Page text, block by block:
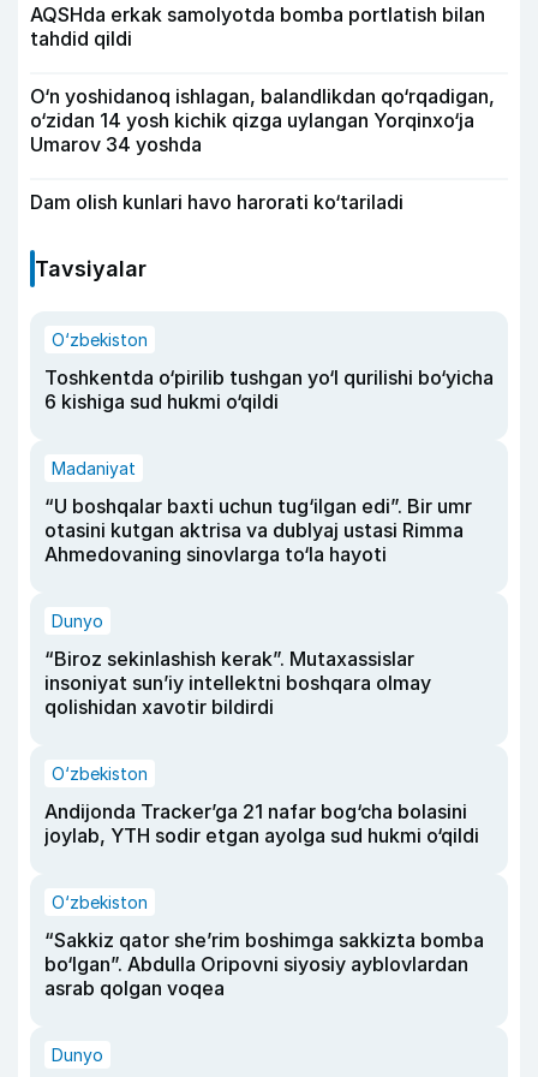
AQSHda erkak samolyotda bomba portlatish bilan
tahdid qildi
O‘n yoshidanoq ishlagan, balandlikdan qo‘rqadigan,
o‘zidan 14 yosh kichik qizga uylangan Yorqinxo‘ja
Umarov 34 yoshda
Dam olish kunlari havo harorati ko‘tariladi
Tavsiyalar
O‘zbekiston
Toshkentda o‘pirilib tushgan yo‘l qurilishi bo‘yicha
6 kishiga sud hukmi o‘qildi
Madaniyat
“U boshqalar baxti uchun tug‘ilgan edi”. Bir umr
otasini kutgan aktrisa va dublyaj ustasi Rimma
Ahmedovaning sinovlarga to‘la hayoti
Dunyo
“Biroz sekinlashish kerak”. Mutaxassislar
insoniyat sun’iy intellektni boshqara olmay
qolishidan xavotir bildirdi
O‘zbekiston
Andijonda Tracker’ga 21 nafar bog‘cha bolasini
joylab, YTH sodir etgan ayolga sud hukmi o‘qildi
O‘zbekiston
“Sakkiz qator she’rim boshimga sakkizta bomba
bo‘lgan”. Abdulla Oripovni siyosiy ayblovlardan
asrab qolgan voqea
Dunyo